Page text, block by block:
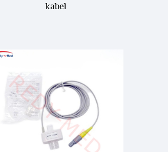
kabel